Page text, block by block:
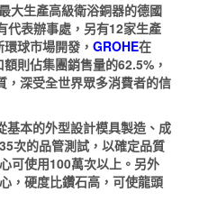
大生產高級衛浴銅器的德國
代表辦事處，另有12家生產
球市場開發， GROHE在
則佔集團銷售量的62.5%，
，深受全世界眾多消費者的信
基本的外型設計模具製造、成
次的品管測試，以確定品質
可使用100萬次以上。另外
，硬度比鑽石高，可使龍頭